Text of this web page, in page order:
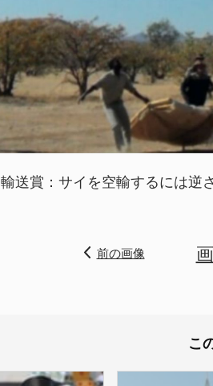
輸送賞：サイを空輸するには逆
前の画像
こ